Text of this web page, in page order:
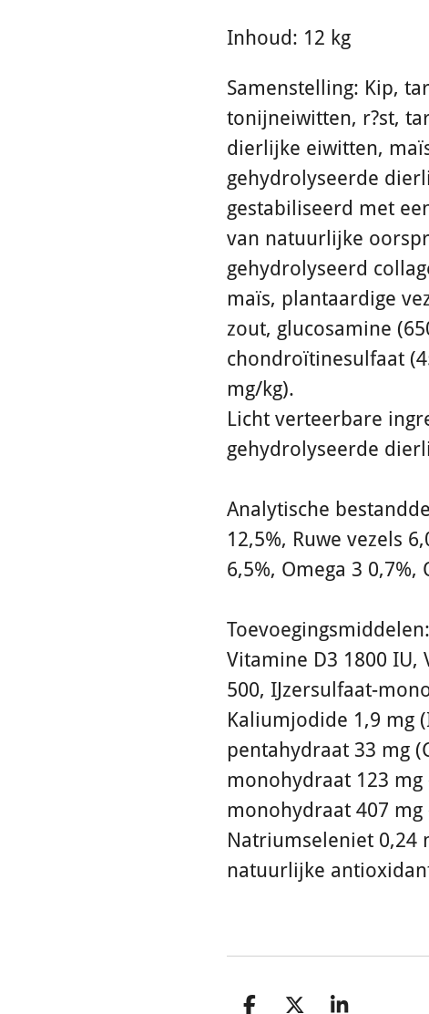
Inhoud: 12 kg
Samenstelling: Kip,
tonijneiwitten, r?st,
dierlijke eiwitten,
gehydrolyseerde
gestabiliseerd met
van natuurlijke
gehydrolyseerd
maïs, plantaardige
zout, glucosamine
chondroïtinesulfaat
mg/kg).
Licht verteerbare
gehydrolyseerde
Analytische
12,5%, Ruwe vezels
6,5%, Omega 3 0,7%,
Vitamine D3 1800 IU,
500, IJzersulfaat-
Kaliumjodide 1,9 mg
pentahydraat 33 mg
monohydraat 123
monohydraat 407 mg
Natriumseleniet 0,24
natuurlijke